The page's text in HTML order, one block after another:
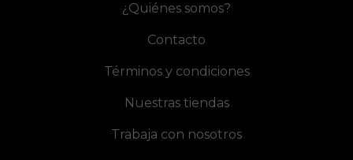
¿Quiénes somos?
Contacto
Términos y condiciones
Nuestras tiendas
Trabaja con nosotros